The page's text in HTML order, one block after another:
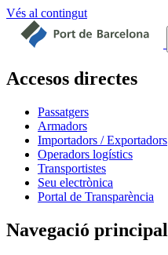
Vés al contingut
Accesos directes
Passatgers
Armadors
Importadors / Exportadors
Operadors logístics
Transportistes
Seu electrònica
Portal de Transparència
Navegació principal